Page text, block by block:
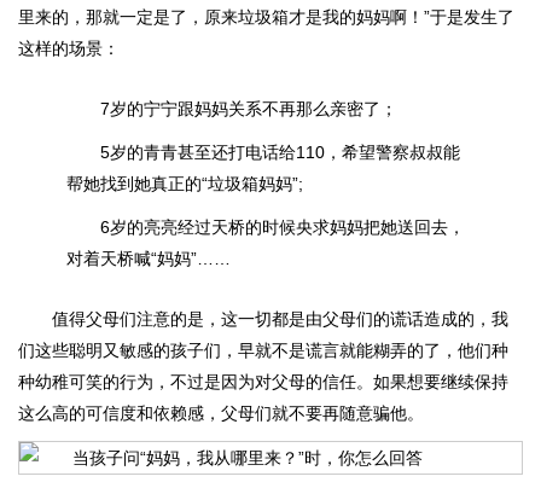
里来的，那就一定是了，原来垃圾箱才是我的妈妈啊！”于是发生了
这样的场景：
7岁的宁宁跟妈妈关系不再那么亲密了；
5岁的青青甚至还打电话给110，希望警察叔叔能
帮她找到她真正的“垃圾箱妈妈”;
6岁的亮亮经过天桥的时候央求妈妈把她送回去，
对着天桥喊“妈妈”……
值得父母们注意的是，这一切都是由父母们的谎话造成的，我
们这些聪明又敏感的孩子们，早就不是谎言就能糊弄的了，他们种
种幼稚可笑的行为，不过是因为对父母的信任。如果想要继续保持
这么高的可信度和依赖感，父母们就不要再随意骗他。